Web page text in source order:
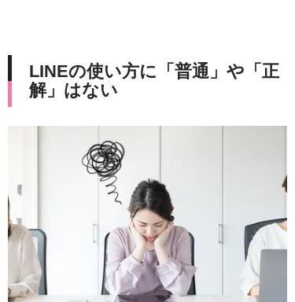
LINEの使い方に「普通」や「正
解」はない